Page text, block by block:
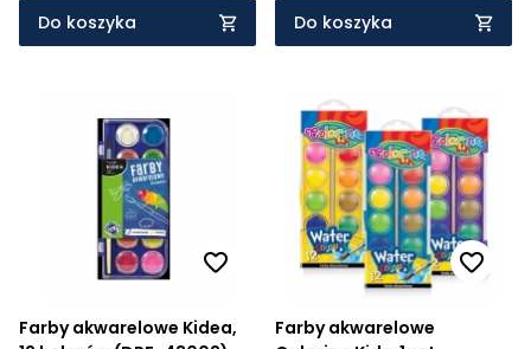
Do koszyka Do koszyka
Farby akwarelowe Kidea,
Farby akwarelowe